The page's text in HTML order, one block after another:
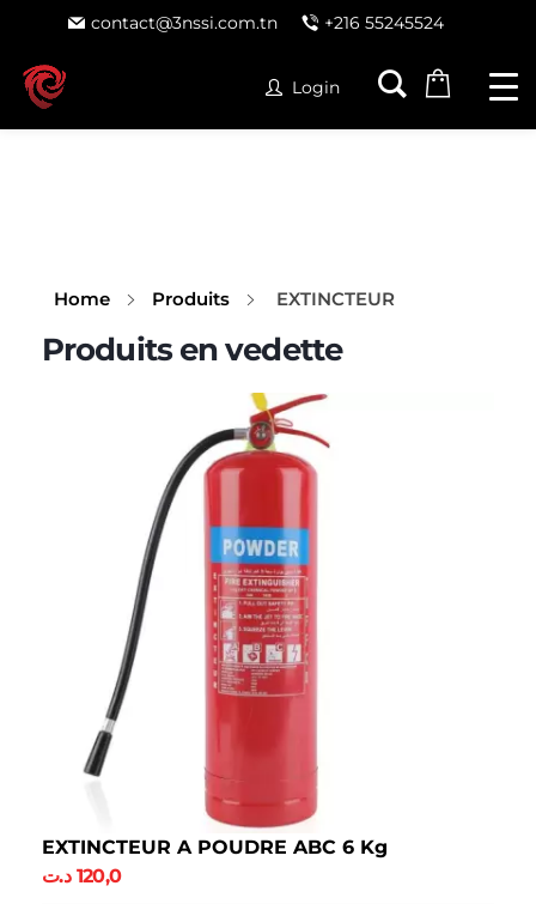
contact@3nssi.com.tn +216 55245524
Login
Home Produits EXTINCTEUR
EXTINCTEUR A POUDRE ABC 6 Kg
120,0 د.ت